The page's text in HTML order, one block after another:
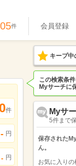
件 会員登録
件
- 円
- 円
キープ中
この検索条
Myサーチに
Myサ
5件まで
保存された
ん。
お気に入り